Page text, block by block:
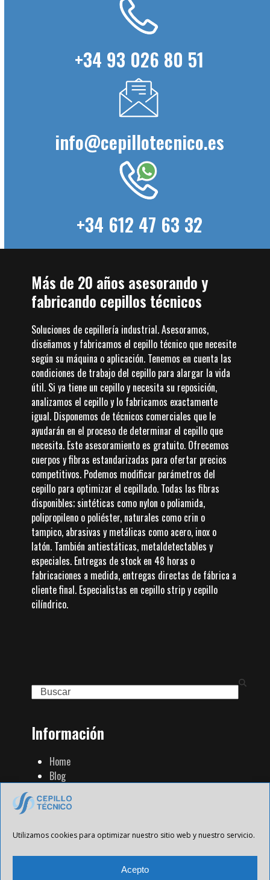
Utilizamos cookies para optimizar nuestro sitio web y nuestro servicio.
Acepto
+34 93 026 80 51
info@cepillotecnico.es
+34 612 47 63 32
Más de 20 años asesorando y
fabricando cepillos técnicos
Soluciones de cepillería industrial. Asesoramos,
diseñamos y fabricamos el cepillo técnico que necesite
según su máquina o aplicación. Tenemos en cuenta las
condiciones de trabajo del cepillo para alargar la vida
útil. Si ya tiene un cepillo y necesita su reposición,
analizamos el cepillo y lo fabricamos exactamente
igual. Disponemos de técnicos comerciales que le
ayudarán en el proceso de determinar el cepillo que
necesita. Este asesoramiento es gratuito. Ofrecemos
cuerpos y fibras estandarizadas para ofertar precios
competitivos. Podemos modificar parámetros del
cepillo para optimizar el cepillado. Todas las fibras
disponibles; sintéticas como nylon o poliamida,
polipropileno o poliéster, naturales como crin o
tampico, abrasivas y metálicas como acero, inox o
latón. También antiestáticas, metaldetectables y
especiales. Entregas de stock en 48 horas o
fabricaciones a medida, entregas directas de fábrica a
cliente final. Especialistas en cepillo strip y cepillo
cilíndrico.
Search
Información
Home
Blog
Contacto
Aviso Legal